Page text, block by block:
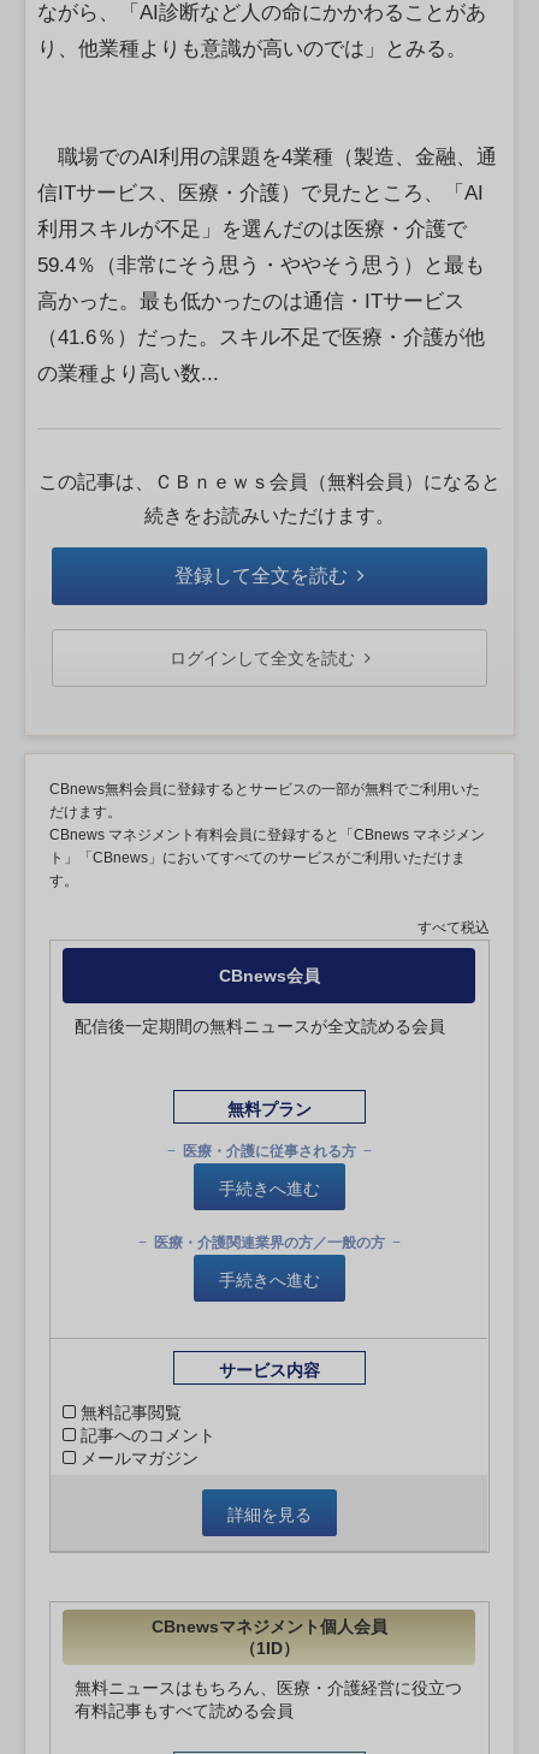
ながら、「AI診断など人の命にかかわることがあ
り、他業種よりも意識が高いのでは」とみる。
職場でのAI利用の課題を4業種（製造、金融、通
信ITサービス、医療・介護）で見たところ、「AI
利用スキルが不足」を選んだのは医療・介護で
59.4％（非常にそう思う・ややそう思う）と最も
高かった。最も低かったのは通信・ITサービス
（41.6％）だった。スキル不足で医療・介護が他
の業種より高い数...
この記事は、ＣＢｎｅｗｓ会員（無料会員）になると
続きをお読みいただけます。
登録して全文を読む
ログインして全文を読む
CBnews無料会員に登録するとサービスの一部が無料でご利用いた
だけます。
CBnews マネジメント有料会員に登録すると「CBnews マネジメン
ト」「CBnews」においてすべてのサービスがご利用いただけま
す。
すべて税込
CBnews会員
配信後一定期間の無料ニュースが全文読める会員
無料プラン
医療・介護に従事される方
手続きへ進む
医療・介護関連業界の方／一般の方
手続きへ進む
サービス内容
無料記事閲覧
記事へのコメント
メールマガジン
詳細を見る
CBnewsマネジメント個人会員
（1ID）
無料ニュースはもちろん、医療・介護経営に役立つ
有料記事もすべて読める会員